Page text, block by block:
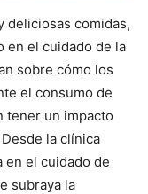
deliciosas comidas,
en el cuidado de la
sobre cómo los
el consumo de
tener un impacto
la clínica
en el cuidado de
subraya la